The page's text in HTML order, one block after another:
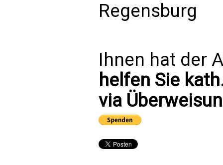
Regensburg
Ihnen hat der
helfen Sie
via